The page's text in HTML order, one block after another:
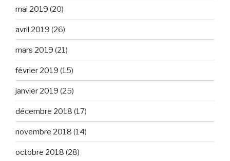
mai 2019 (20)
avril 2019 (26)
mars 2019 (21)
février 2019 (15)
janvier 2019 (25)
décembre 2018 (17)
novembre 2018 (14)
octobre 2018 (28)